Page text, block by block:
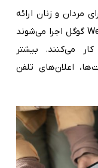
مردان و زنان ارائه
می‌دهد. آنها بر روی سیستم عامل Wear OS گوگل اجرا می‌شوند
می‌کنند. بیشتر
اعلان‌های تلفن